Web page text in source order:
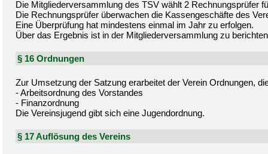
Die Mitgliederversammlung des TSV wählt 2 Rechnungsprüfer
Die Rechnungsprüfer überwachen die Kassengeschäfte des
Eine Überprüfung hat mindestens einmal im Jahr zu erfolgen.
Über das Ergebnis ist in der Mitgliederversammlung zu
§ 16 Ordnungen
Zur Umsetzung der Satzung erarbeitet der Verein Ordnungen,
- Arbeitsordnung des Vorstandes
- Finanzordnung
Die Vereinsjugend gibt sich eine Jugendordnung.
§ 17 Auflösung des Vereins